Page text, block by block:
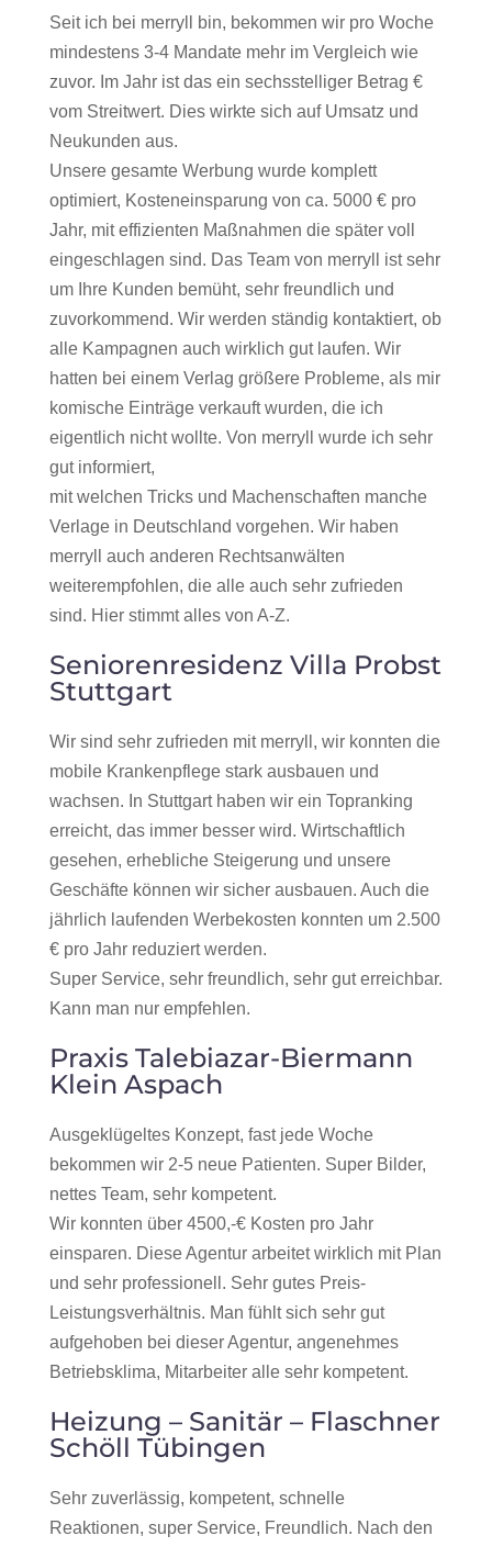
Seit ich bei merryll bin, bekommen wir pro Woche
mindestens 3-4 Mandate mehr im Vergleich wie
zuvor. Im Jahr ist das ein sechsstelliger Betrag €
vom Streitwert. Dies wirkte sich auf Umsatz und
Neukunden aus.
Unsere gesamte Werbung wurde komplett
optimiert, Kosteneinsparung von ca. 5000 € pro
Jahr, mit effizienten Maßnahmen die später voll
eingeschlagen sind. Das Team von merryll ist sehr
um Ihre Kunden bemüht, sehr freundlich und
zuvorkommend. Wir werden ständig kontaktiert, ob
alle Kampagnen auch wirklich gut laufen. Wir
hatten bei einem Verlag größere Probleme, als mir
komische Einträge verkauft wurden, die ich
eigentlich nicht wollte. Von merryll wurde ich sehr
gut informiert,
mit welchen Tricks und Machenschaften manche
Verlage in Deutschland vorgehen. Wir haben
merryll auch anderen Rechtsanwälten
weiterempfohlen, die alle auch sehr zufrieden
sind. Hier stimmt alles von A-Z.
Seniorenresidenz Villa Probst
Stuttgart
Wir sind sehr zufrieden mit merryll, wir konnten die
mobile Krankenpflege stark ausbauen und
wachsen. In Stuttgart haben wir ein Topranking
erreicht, das immer besser wird. Wirtschaftlich
gesehen, erhebliche Steigerung und unsere
Geschäfte können wir sicher ausbauen. Auch die
jährlich laufenden Werbekosten konnten um 2.500
€ pro Jahr reduziert werden.
Super Service, sehr freundlich, sehr gut erreichbar.
Kann man nur empfehlen.
Praxis Talebiazar-Biermann
Klein Aspach
Ausgeklügeltes Konzept, fast jede Woche
bekommen wir 2-5 neue Patienten. Super Bilder,
nettes Team, sehr kompetent.
Wir konnten über 4500,-€ Kosten pro Jahr
einsparen. Diese Agentur arbeitet wirklich mit Plan
und sehr professionell. Sehr gutes Preis-
Leistungsverhältnis. Man fühlt sich sehr gut
aufgehoben bei dieser Agentur, angenehmes
Betriebsklima, Mitarbeiter alle sehr kompetent.
Heizung – Sanitär – Flaschner
Schöll Tübingen
Sehr zuverlässig, kompetent, schnelle
Reaktionen, super Service, Freundlich. Nach den